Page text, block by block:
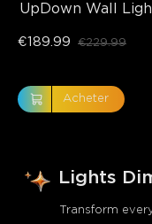
UpDown Wall
€189.99 €229.99
Acheter
Lights
Transform